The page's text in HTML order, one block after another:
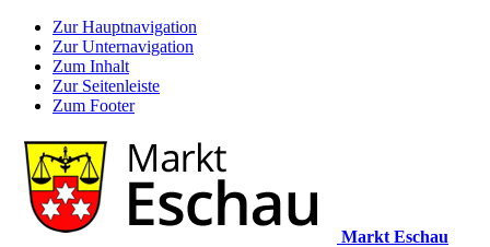
Zur Hauptnavigation
Zur Unternavigation
Zum Inhalt
Zur Seitenleiste
Zum Footer
Markt Eschau